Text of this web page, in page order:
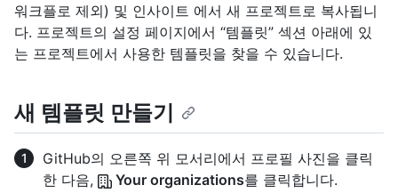
워크플로 제외) 및 인사이트 에서 새 프로젝트로 복사됩니
다. 프로젝트의 설정 페이지에서 “템플릿” 섹션 아래에 있
는 프로젝트에서 사용한 템플릿을 찾을 수 있습니다.
새 템플릿 만들기
GitHub의 오른쪽 위 모서리에서 프로필 사진을 클릭
한 다음,
Your organizations를 클릭합니다.